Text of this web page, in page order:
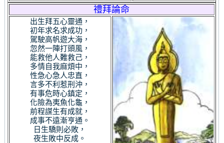
禮拜論命
出生拜五心靈通，
初年求名求成功，
駕駛高帆遊大海，
忽然一陣打頭風，
能救他人難救己，
多情自我麻煩中，
性急心急人忠直，
言多不利惹刑沖，
有事危時心鎮定，
化險為夷魚化龜，
前程謀生有成就，
成事不遠漸亨通。
日生驕則必敗，
夜生敗中反成。